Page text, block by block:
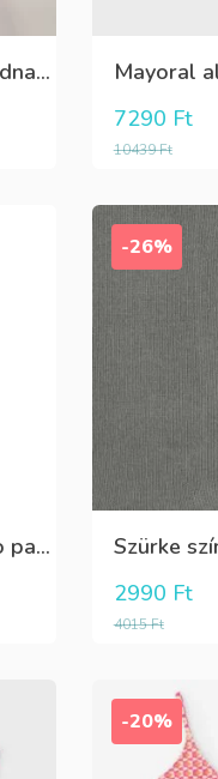
Killy szürke mintás rövidnadrág
10439Ft
7290 Ft
Puha,lány Oeko Tex bio pamut hosszú pizsama
-26%
4015Ft
2990 Ft
-20%